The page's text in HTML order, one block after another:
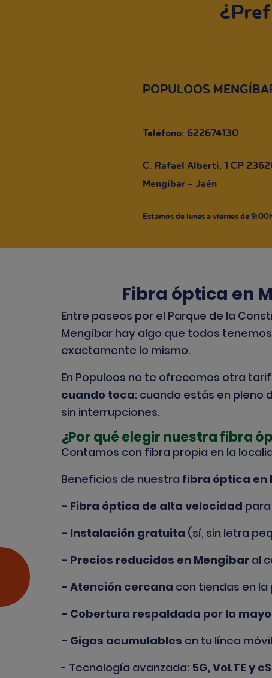
POPULOOS
Teléfono: 622674130
C. Rafael Alberti, 1 CP
Mengíbar - Jaén
Estamos de lunes a viernes de
Fibra óptica en
Entre paseos por el Parque de la
Mengíbar hay algo que todos
exactamente lo mismo.
En Populoos no te ofrecemos otra
cuando toca: cuando estás en pleno
sin interrupciones.
¿Por qué elegir nuestra fibra
Contamos con fibra propia en la
Beneficios de nuestra fibra óptica en
- Fibra óptica de alta velocidad
- Instalación gratuita (sí, sin letra
- Precios reducidos en Mengíbar al
- Atención cercana con tiendas en la
- Cobertura respaldada por la
- Gigas acumulables en tu línea móvil
- Tecnología avanzada: 5G, VoLTE y